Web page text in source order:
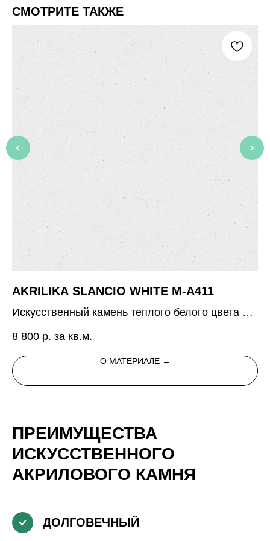
СМОТРИТЕ ТАКЖЕ
AKRILIKA SLANCIO WHITE M-A411
Искусственный камень теплого белого цвета с
8 800 р. за кв.м.
О МАТЕРИАЛЕ →
ПРЕИМУЩЕСТВА
ИСКУССТВЕННОГО
АКРИЛОВОГО КАМНЯ
ДОЛГОВЕЧНЫЙ